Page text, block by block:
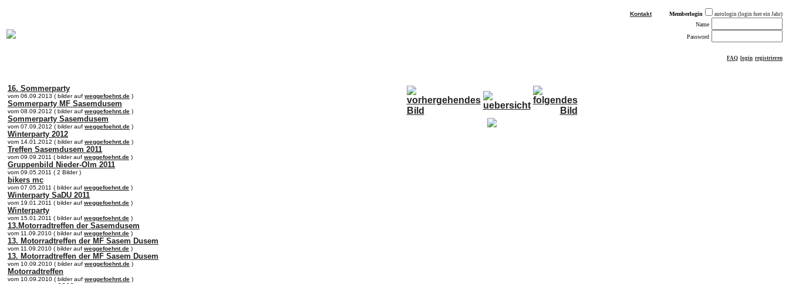
Kontakt Memberlogin autologin (login fuer ein Jahr)
Name
Password
FAQ login registrieren
16. Sommerparty
vom 06.09.2013 ( bilder auf weggefoehnt.de )
Sommerparty MF Sasemdusem
vom 08.09.2012 ( bilder auf weggefoehnt.de )
Sommerparty Sasemdusem
vom 07.09.2012 ( bilder auf weggefoehnt.de )
Winterparty 2012
vom 14.01.2012 ( bilder auf weggefoehnt.de )
Treffen Sasemdusem 2011
vom 09.09.2011 ( bilder auf weggefoehnt.de )
Gruppenbild Nieder-Olm 2011
vom 09.05.2011 ( 2 Bilder )
bikers mc
vom 07.05.2011 ( bilder auf weggefoehnt.de )
Winterparty SaDU 2011
vom 19.01.2011 ( bilder auf weggefoehnt.de )
Winterparty
vom 15.01.2011 ( bilder auf weggefoehnt.de )
13.Motorradtreffen der Sasemdusem
vom 11.09.2010 ( bilder auf weggefoehnt.de )
13. Motorradtreffen der MF Sasem Dusem
vom 11.09.2010 ( bilder auf weggefoehnt.de )
13. Motorradtreffen der MF Sasem Dusem
vom 10.09.2010 ( bilder auf weggefoehnt.de )
Motorradtreffen
vom 10.09.2010 ( bilder auf weggefoehnt.de )